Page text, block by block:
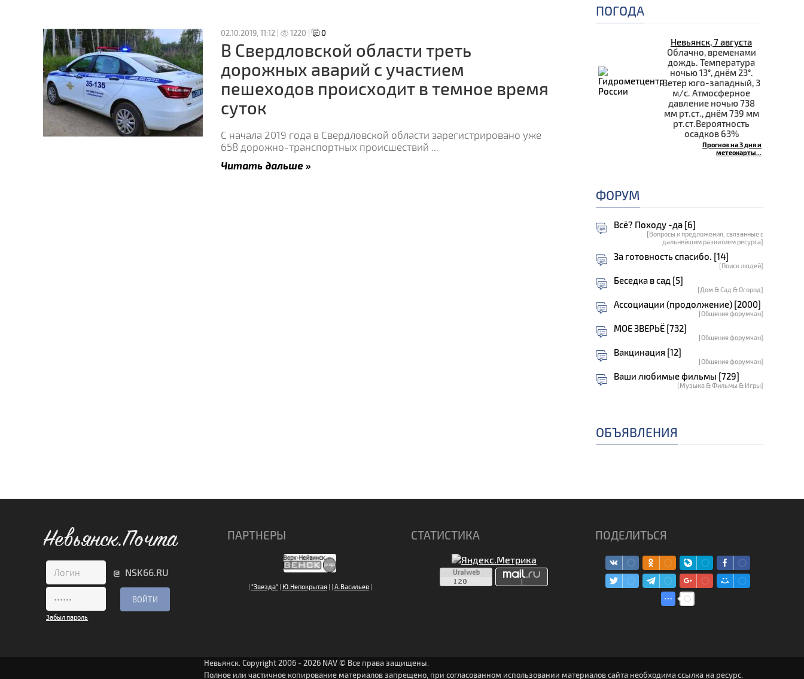
02.10.2019, 11:12 | 1220 | 0
В Свердловской области треть
дорожных аварий с участием
пешеходов происходит в темное время
суток
С начала 2019 года в Свердловской области зарегистрировано уже
658 дорожно-транспортных происшествий ...
Читать дальше »
ПОГОДА
Невьянск, 7 августа
Облачно, временами
дождь. Температура
ночью 13°, днём 23°.
Ветер юго-западный, 3
м/с. Атмосферное
давление ночью 738
мм рт.ст., днём 739 мм
рт.ст.Вероятность
осадков 63%
Прогноз на 3 дня и
метеокарты...
ФОРУМ
Всё? Походу -да [6]
[Вопросы и предложения, связанные с
дальнейшим развитием ресурса]
За готовность спасибо. [14]
[Поиск людей]
Беседка в сад [5]
[Дом & Сад & Огород]
Ассоциации (продолжение) [2000]
[Общение форумчан]
МОЕ ЗВЕРЬЁ [732]
[Общение форумчан]
Вакцинация [12]
[Общение форумчан]
Ваши любимые фильмы [729]
[Музыка & Фильмы & Игры]
ОБЪЯВЛЕНИЯ
Невьянск.Почта
@ NSK66.RU
Забыл пароль
ПАРТНЕРЫ
| "Звезда"| Ю.Непокрытая| | А.Васильев|
СТАТИСТИКА ПОДЕЛИТЬСЯ
Невьянск. Copyright 2006 - 2026 NAV © Все права защищены.
Полное или частичное копирование материалов запрещено, при согласованном использовании материалов сайта необходима ссылка на ресурс.